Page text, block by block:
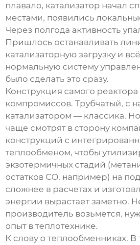
плавало, катализатор начал
местами, появились
Через полгода активность
Пришлось останавливать
катализаторную загрузку и
нормальную систему
было сделать это сразу.
Конструкция самого
компромиссов. Трубчатый, с
катализатором — классика.
чаще смотрят в сторону
конструкций с
теплообменом, чтобы
экзотермичных стадий
остатков СО, например) на
сложнее в расчетах и
энергии вырастает заметно.
производитель возьмется,
опыт в теплотехнике.
К слову о теплообменниках. В